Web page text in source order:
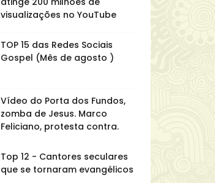
visualizações no YouTube
TOP 15 das Redes Sociais
Gospel (Mês de agosto )
Vídeo do Porta dos Fundos,
zomba de Jesus. Marco
Feliciano, protesta contra.
Top 12 - Cantores seculares
que se tornaram evangélicos